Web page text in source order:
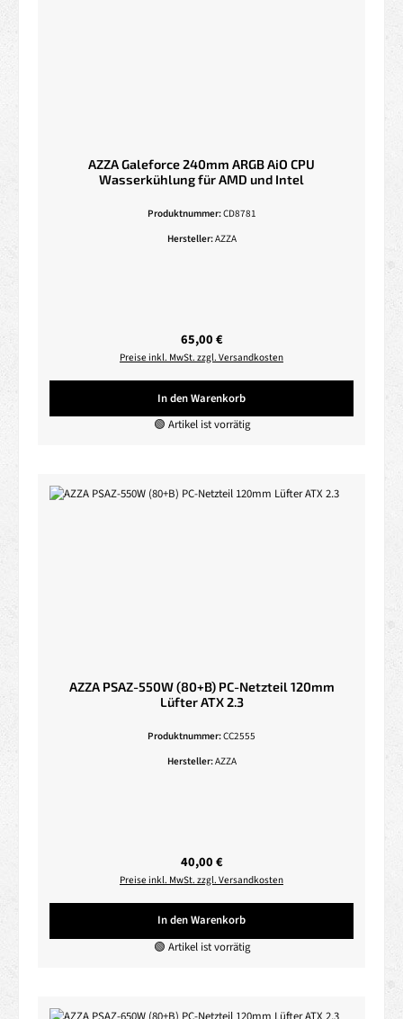
AZZA Galeforce 240mm ARGB AiO CPU
Wasserkühlung für AMD und Intel
Produktnummer:CD8781
Hersteller:AZZA
Regulärer Preis:
65,00 €
Preise inkl. MwSt. zzgl. Versandkosten
In den Warenkorb
🟢 Artikel ist vorrätig
AZZA PSAZ-550W (80+B) PC-Netzteil 120mm
Lüfter ATX 2.3
Produktnummer:CC2555
Hersteller:AZZA
Regulärer Preis:
40,00 €
Preise inkl. MwSt. zzgl. Versandkosten
In den Warenkorb
🟢 Artikel ist vorrätig